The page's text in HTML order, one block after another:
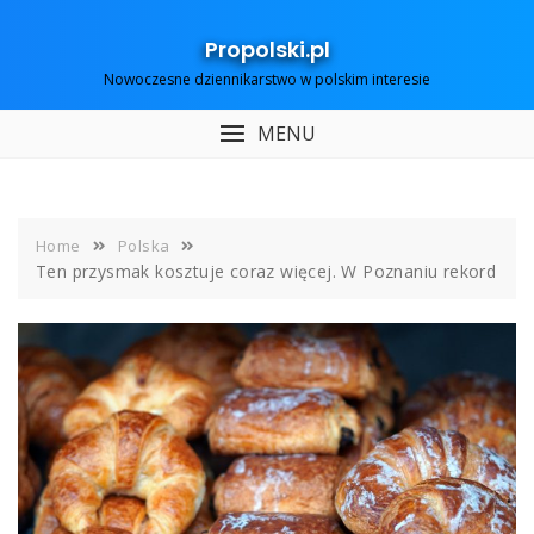
Propolski.pl
Nowoczesne dziennikarstwo w polskim interesie
MENU
Home Polska
Ten przysmak kosztuje coraz więcej. W Poznaniu rekord